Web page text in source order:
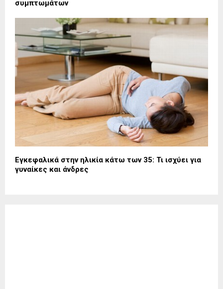
συμπτωμάτων
Εγκεφαλικά στην ηλικία κάτω των 35: Τι ισχύει για
γυναίκες και άνδρες